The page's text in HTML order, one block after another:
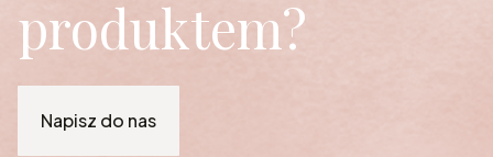
produktem?
Napisz do nas